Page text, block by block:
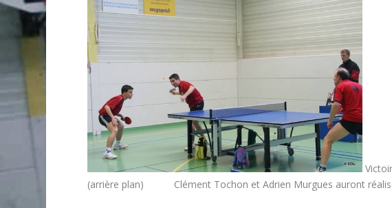
(arrière plan) Clément Tochon et Adrien Murgues auront réalisé